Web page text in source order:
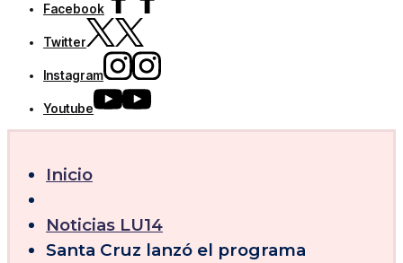
Facebook
Twitter
Instagram
Youtube
Inicio
Noticias LU14
Santa Cruz lanzó el programa